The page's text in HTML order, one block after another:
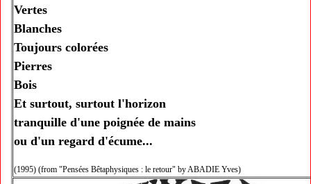
Vertes
Blanches
Toujours colorées
Pierres
Bois
Et surtout, surtout l'horizon
tranquille d'une poignée de mains
ou d'un regard d'écume...
(1995) (from "Pensées Bêtaphysiques : le retour" by ABADIE Yves)